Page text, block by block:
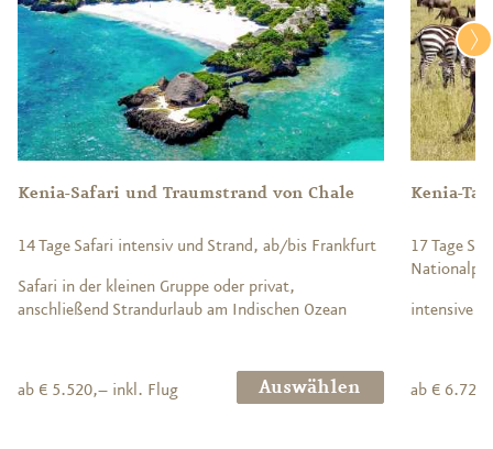
Kenia-Safari und Traumstrand von Chale
14 Tage Safari intensiv und Strand, ab/bis Frankfurt
Safari in der kleinen Gruppe oder privat,
anschließend Strandurlaub am Indischen Ozean
ab € 5.520,– inkl. Flug Auswählen
Kenia-
17 Tage
intensive
ab €